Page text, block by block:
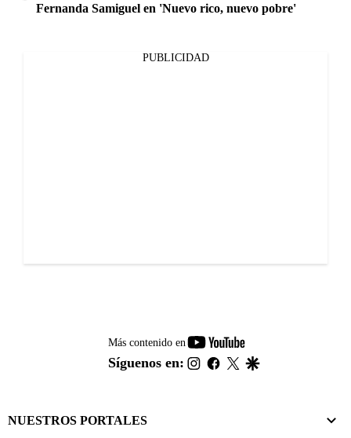
Fernanda Samiguel en 'Nuevo rico, nuevo pobre'
PUBLICIDAD
Más contenido en
youtube-
footer
Síguenos en: instagram
facebook
twitter
NUESTROS PORTALES